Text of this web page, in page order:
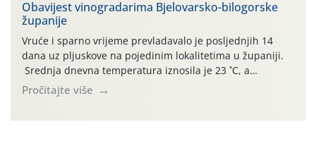
urodom, što je povezano i s manjim brojem prezimjelih
jedinki. U starijim nasadima, na žutim ljepljivim Rebell
pločama s […]
Obavijest vinogradarima Bjelovarsko-bilogorske
županije
Vruće i sparno vrijeme prevladavalo je posljednjih 14
dana uz pljuskove na pojedinim lokalitetima u županiji.
Srednja dnevna temperatura iznosila je 23 ˚C, a
maksimalne su posljednjih dana dosezale do 35 ˚C.
Simptome plamenjače vinove loze (Plasmoparas
Pročitajte više